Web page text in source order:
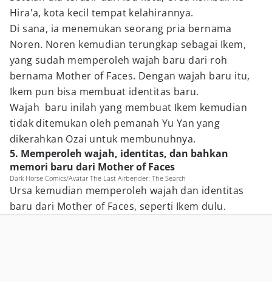
Hira'a, kota kecil tempat kelahirannya.
Di sana, ia menemukan seorang pria bernama
Noren. Noren kemudian terungkap sebagai Ikem,
yang sudah memperoleh wajah baru dari roh
bernama Mother of Faces. Dengan wajah baru itu,
Ikem pun bisa membuat identitas baru.
Wajah baru inilah yang membuat Ikem kemudian
tidak ditemukan oleh pemanah Yu Yan yang
dikerahkan Ozai untuk membunuhnya.
5. Memperoleh wajah, identitas, dan bahkan
memori baru dari Mother of Faces
Dark Horse Comics/Avatar The Last Airbender: The Search
Ursa kemudian memperoleh wajah dan identitas
baru dari Mother of Faces, seperti Ikem dulu.